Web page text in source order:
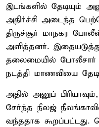
இடங்களில் தேடியும்
அதிர்ச்சி அடைந்த
திருச்சூர் மாநகர
அளித்தனர்.
தலைமையில் போலீசார்
நடத்தி மாணவியை
அதில் அனுப்
சேர்ந்த நீலஜ்
வந்ததாக கூறப்பட்டது.